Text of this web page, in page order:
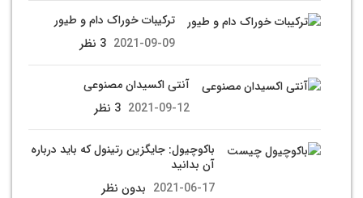
ترکیبات خوراک دام و طیور
2021-09-09 3 نظر
آنتی اکسیدان مصنوعی
2021-09-12 3 نظر
باکوچیول: جایگزین رتینول که باید درباره
آن بدانید
2021-06-17 بدون نظر